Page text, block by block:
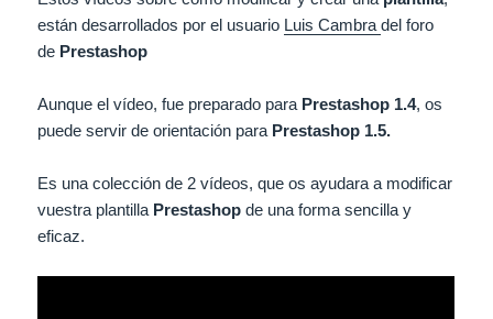
están desarrollados por el usuario Luis Cambradel foro
de Prestashop
Aunque el vídeo, fue preparado para Prestashop 1.4, os
puede servir de orientación para Prestashop 1.5.
Es una colección de 2 vídeos, que os ayudara a modificar
vuestra plantilla Prestashop de una forma sencilla y
eficaz.